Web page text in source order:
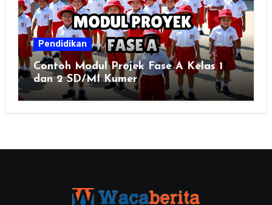
Pendidikan
Contoh Modul Projek Fase A Kelas 1
dan 2 SD/MI Kumer